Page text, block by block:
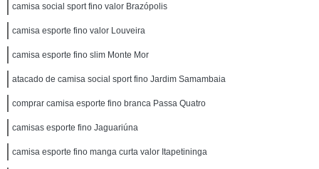
camisa social sport fino valor Brazópolis
camisa esporte fino valor Louveira
camisa esporte fino slim Monte Mor
atacado de camisa social sport fino Jardim Samambaia
comprar camisa esporte fino branca Passa Quatro
camisas esporte fino Jaguariúna
camisa esporte fino manga curta valor Itapetininga